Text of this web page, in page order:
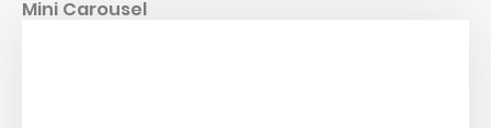
Mini Carousel